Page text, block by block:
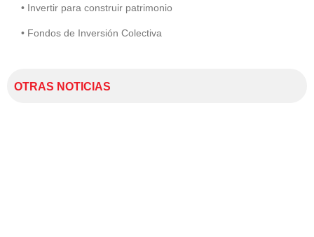
• Invertir para construir patrimonio
• Fondos de Inversión Colectiva
OTRAS NOTICIAS